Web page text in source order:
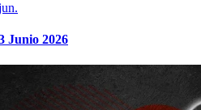
Junio 2026